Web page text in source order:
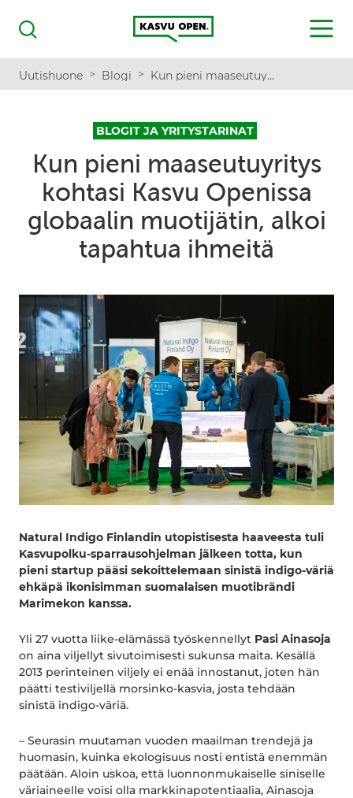
Haku
Kasvu Open
MENU
Uutishuone > Blogi > Kun pieni maaseutuyritys kohtasi Kasvu Openissa globaalin muotijätin, alkoi tapahtua ihmeitä
BLOGIT JA YRITYSTARINAT
Kun pieni maaseutuyritys
kohtasi Kasvu Openissa
globaalin muotijätin, alkoi
tapahtua ihmeitä
Natural Indigo Finlandin utopistisesta haaveesta tuli
Kasvupolku-sparrausohjelman jälkeen totta, kun
pieni startup pääsi sekoittelemaan sinistä indigo-väriä
ehkäpä ikonisimman suomalaisen muotibrändi
Marimekon kanssa.
Yli 27 vuotta liike-elämässä työskennellyt Pasi Ainasoja
on aina viljellyt sivutoimisesti sukunsa maita. Kesällä
2013 perinteinen viljely ei enää innostanut, joten hän
päätti testiviljellä morsinko-kasvia, josta tehdään
sinistä indigo-väriä.
– Seurasin muutaman vuoden maailman trendejä ja
huomasin, kuinka ekologisuus nosti entistä enemmän
päätään. Aloin uskoa, että luonnonmukaiselle siniselle
väriaineelle voisi olla markkinapotentiaalia, Ainasoja